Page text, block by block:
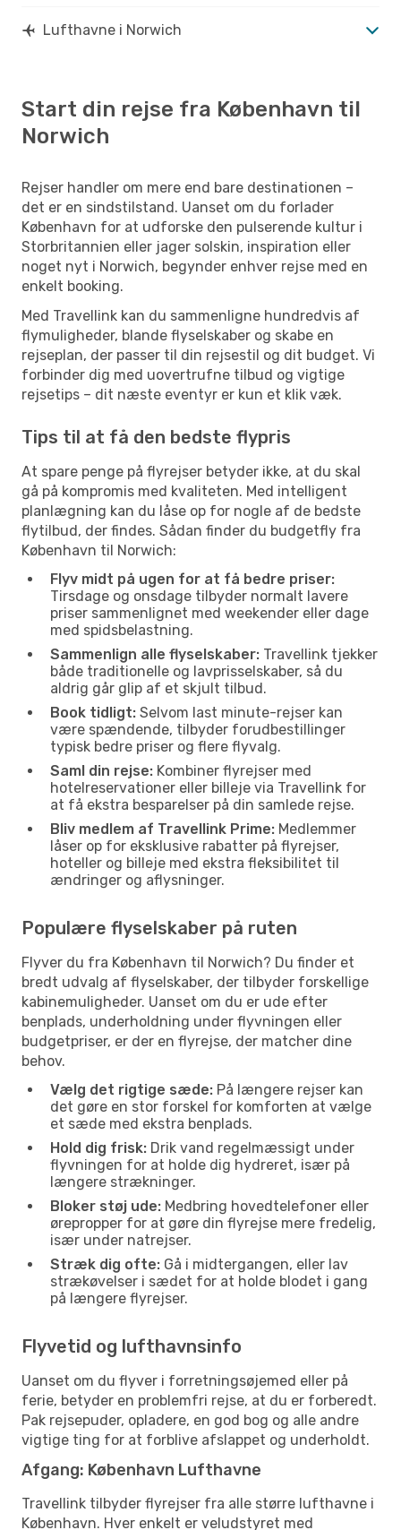
Lufthavne i Norwich
Start din rejse fra København til
Norwich
Rejser handler om mere end bare destinationen –
det er en sindstilstand. Uanset om du forlader
København for at udforske den pulserende kultur i
Storbritannien eller jager solskin, inspiration eller
noget nyt i Norwich, begynder enhver rejse med en
enkelt booking.
Med Travellink kan du sammenligne hundredvis af
flymuligheder, blande flyselskaber og skabe en
rejseplan, der passer til din rejsestil og dit budget. Vi
forbinder dig med uovertrufne tilbud og vigtige
rejsetips – dit næste eventyr er kun et klik væk.
Tips til at få den bedste flypris
At spare penge på flyrejser betyder ikke, at du skal
gå på kompromis med kvaliteten. Med intelligent
planlægning kan du låse op for nogle af de bedste
flytilbud, der findes. Sådan finder du budgetfly fra
København til Norwich:
Flyv midt på ugen for at få bedre priser:
Tirsdage og onsdage tilbyder normalt lavere
priser sammenlignet med weekender eller dage
med spidsbelastning.
Sammenlign alle flyselskaber: Travellink tjekker
både traditionelle og lavprisselskaber, så du
aldrig går glip af et skjult tilbud.
Book tidligt: Selvom last minute-rejser kan
være spændende, tilbyder forudbestillinger
typisk bedre priser og flere flyvalg.
Saml din rejse: Kombiner flyrejser med
hotelreservationer eller billeje via Travellink for
at få ekstra besparelser på din samlede rejse.
Bliv medlem af Travellink Prime: Medlemmer
låser op for eksklusive rabatter på flyrejser,
hoteller og billeje med ekstra fleksibilitet til
ændringer og aflysninger.
Populære flyselskaber på ruten
Flyver du fra København til Norwich? Du finder et
bredt udvalg af flyselskaber, der tilbyder forskellige
kabinemuligheder. Uanset om du er ude efter
benplads, underholdning under flyvningen eller
budgetpriser, er der en flyrejse, der matcher dine
behov.
Vælg det rigtige sæde: På længere rejser kan
det gøre en stor forskel for komforten at vælge
et sæde med ekstra benplads.
Hold dig frisk: Drik vand regelmæssigt under
flyvningen for at holde dig hydreret, især på
længere strækninger.
Bloker støj ude: Medbring hovedtelefoner eller
ørepropper for at gøre din flyrejse mere fredelig,
især under natrejser.
Stræk dig ofte: Gå i midtergangen, eller lav
strækøvelser i sædet for at holde blodet i gang
på længere flyrejser.
Flyvetid og lufthavnsinfo
Uanset om du flyver i forretningsøjemed eller på
ferie, betyder en problemfri rejse, at du er forberedt.
Pak rejsepuder, opladere, en god bog og alle andre
vigtige ting for at forblive afslappet og underholdt.
Afgang: København Lufthavne
Travellink tilbyder flyrejser fra alle større lufthavne i
København. Hver enkelt er veludstyret med